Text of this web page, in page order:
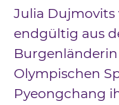
Julia Dujmovits
endgültig aus
Olympischen
Pyeongchang